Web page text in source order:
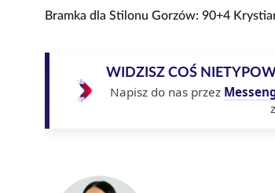
Bramka dla Stilonu Gorzów: 90+4
WIDZISZ COŚ
Napisz do nas przez